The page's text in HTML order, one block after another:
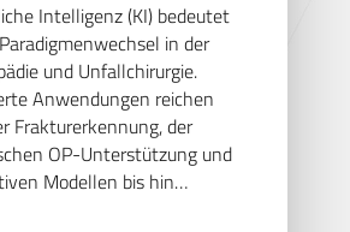
Intelligenz (KI) bedeutet
in der
und Unfallchirurgie.
Anwendungen reichen
Frakturerkennung, der
OP-Unterstützung und
Modellen bis hin…